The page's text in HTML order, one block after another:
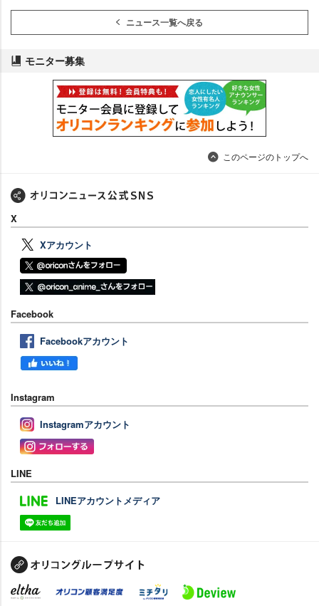
ニュース一覧へ戻る
モニター募集
このページのトップへ
X
Xアカウント
Facebook
Facebookアカウント
Instagram
Instagramアカウント
LINE
LINEアカウントメディア